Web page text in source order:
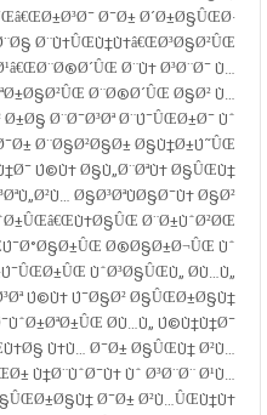
Ø¯Ø± Ø´Ø±Ø§ÛŒØ·
Ø¨Ù‡ÛŒÙ†Ù‡â€ŒØ³Ø§Ø²ÛŒ
Ø¨Ù‡ Ø³Ø¨Ø¯ Ù…
Ø¨Ø®Ø´ÛŒ Ø§Ø² Ù…
Ø¨Ø¯Ø³Øª Ø¨Ú¯ÛŒØ±Ø¯ Ùˆ
Ø¨Ø§Ø²Ø§Ø± Ø§Ù†Ø±Ú˜ÛŒ
Ú©Ù‡ Ø§Ù„Ø¨ØªÙ‡ Ø§ÛŒÙ†
Ø§Ø³ØªÙØ§Ø¯Ù‡ Ø§Ø²
Ø¨Ø±ÙˆØ²ØŒ
Ø®Ø§Ø±Ø¬ÛŒ Ùˆ
ÙˆØ³Ø§ÛŒÙ„ Ø­Ù…Ù„
Ú©Ù‡ Ú¯Ø§Ø² Ø§ÛŒØ±Ø§Ù†
Ø­Ù…Ù„ Ú©Ù†Ù†Ø¯
Ù‡Ù… Ø¯Ø± Ø§ÛŒÙ† Ø²Ù…
Ù†Ø¨ÙˆØ¯Ù‡ Ùˆ Ø³Ø¨Ø¨ Ø¹Ù…
Ø¯Ø± Ø²Ù…ÛŒÙ†Ù‡